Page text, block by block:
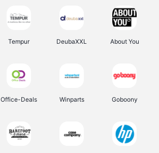
Tempur DeubaXXL About You
Office-Deals Winparts Goboony